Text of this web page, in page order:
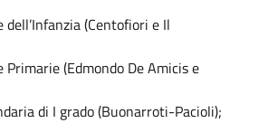
dell’Infanzia (Centofiori e Il
Primarie (Edmondo De Amicis e
di I grado (Buonarroti-Pacioli);